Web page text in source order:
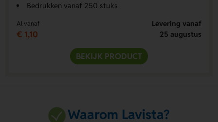
Bedrukken vanaf 250 stuks
Al vanaf
€ 1,10
Levering vanaf
25 augustus
BEKIJK PRODUCT
Waarom Lavista?